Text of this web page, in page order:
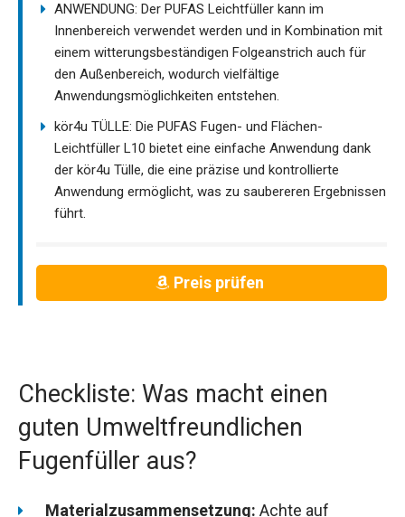
ANWENDUNG: Der PUFAS Leichtfüller kann im
Innenbereich verwendet werden und in Kombination mit
einem witterungsbeständigen Folgeanstrich auch für
den Außenbereich, wodurch vielfältige
Anwendungsmöglichkeiten entstehen.
kör4u TÜLLE: Die PUFAS Fugen- und Flächen-
Leichtfüller L10 bietet eine einfache Anwendung dank
der kör4u Tülle, die eine präzise und kontrollierte
Anwendung ermöglicht, was zu saubereren Ergebnissen
führt.
Preis prüfen
Checkliste: Was macht einen
guten Umweltfreundlichen
Fugenfüller aus?
Materialzusammensetzung: Achte auf